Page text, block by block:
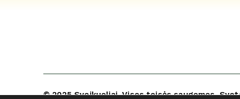
© 2025 Sveikuoliai. Visos teisės saugomos.